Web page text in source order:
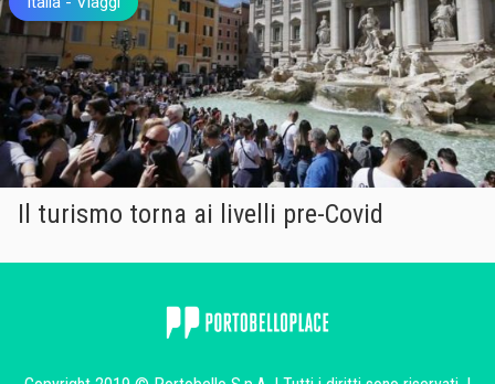
Il turismo torna ai livelli pre-Covid